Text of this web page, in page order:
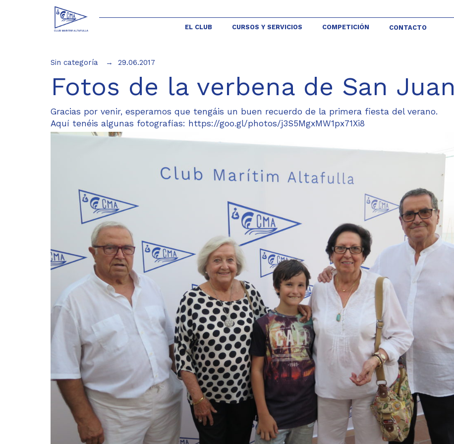
EL CLUB CURSOS Y SERVICIOS COMPETICIÓN CONTACTO
Sin categoría 29.06.2017
Fotos de la verbena de San Juan
Gracias por venir, esperamos que tengáis un buen recuerdo de la primera fiesta del verano.
Aquí tenéis algunas fotografías: https://goo.gl/photos/j3S5MgxMW1px71Xi8